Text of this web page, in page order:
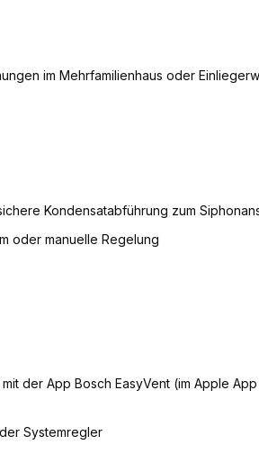
im Mehrfamilienhaus oder
Kondensatabführung zum
oder manuelle Regelung
der App Bosch EasyVent (im Apple
Systemregler